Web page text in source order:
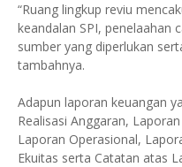
“Ruang lingkup reviu
keandalan SPI, penelaahan
sumber yang diperlukan
tambahnya.
Adapun laporan keuangan
Realisasi Anggaran,
Laporan Operasional,
Ekuitas serta Catatan atas